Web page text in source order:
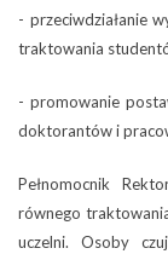
- przeciwdziałanie
traktowania
- promowanie
doktorantów i
Pełnomocnik
równego
uczelni. Osoby